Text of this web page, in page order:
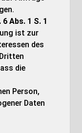
Abs. 1 S. 1
ist zur
des
die
Person,
Daten